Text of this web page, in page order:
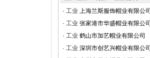
· 工业 上海兰斯服饰帽业有限公
· 工业 张家港市华盛帽业有限公
· 工业 鹤山市加艺帽业有限公司
· 工业 深圳市创艺兴帽业有限公